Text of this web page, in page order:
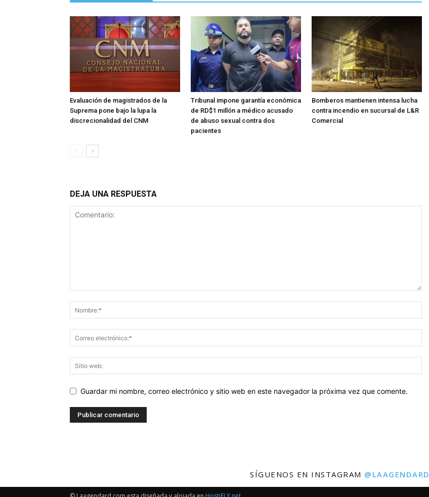
Evaluación de magistrados de la
Suprema pone bajo la lupa la
discrecionalidad del CNM
Tribunal impone garantía económica
de RD$1 millón a médico acusado
de abuso sexual contra dos
pacientes
Bomberos mantienen intensa lucha
contra incendio en sucursal de L&R
Comercial
DEJA UNA RESPUESTA
Guardar mi nombre, correo electrónico y sitio web en este navegador la próxima vez que comente.
SÍGUENOS EN INSTAGRAM @LAAGENDARD